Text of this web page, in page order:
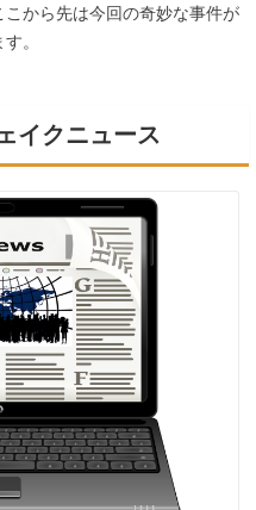
から先は今回の奇妙な事件が
。
イクニュース